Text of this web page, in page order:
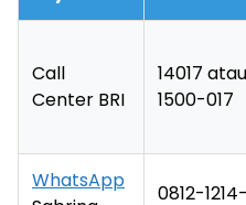
Call
Center BRI
14017
1500-017
WhatsApp
0812-